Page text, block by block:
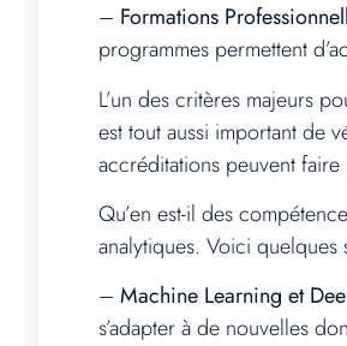
– Formations
programmes permettent
L’un des critères majeurs
est tout aussi important de
accréditations peuvent
Qu’en est-il des
analytiques. Voici
– Machine Learning et
s’adapter à de nouvelles